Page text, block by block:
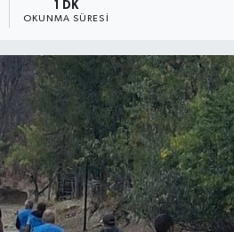
1 DK
OKUNMA SÜRESI